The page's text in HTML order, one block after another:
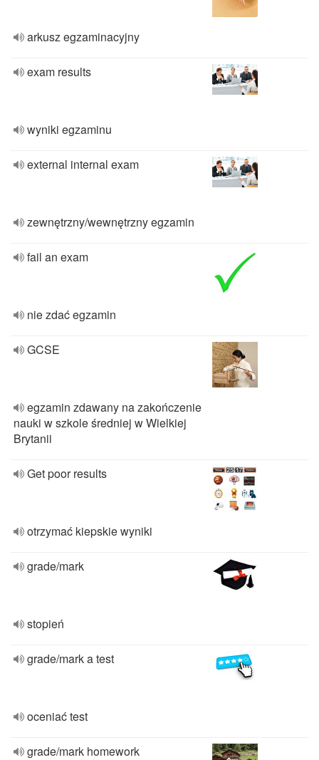
arkusz egzaminacyjny
exam results
wyniki egzaminu
external internal exam
zewnętrzny/wewnętrzny egzamin
fail an exam
nie zdać egzamin
GCSE
egzamin zdawany na zakończenie
nauki w szkole średniej w Wielkiej
Brytanii
Get poor results
otrzymać kiepskie wyniki
grade/mark
stopień
grade/mark a test
oceniać test
grade/mark homework